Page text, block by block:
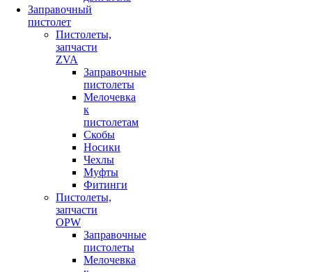
Заправочный
пистолет
Пистолеты,
запчасти
ZVA
Заправочные
пистолеты
Мелочевка
к
пистолетам
Скобы
Носики
Чехлы
Муфты
Фитинги
Пистолеты,
запчасти
OPW
Заправочные
пистолеты
Мелочевка